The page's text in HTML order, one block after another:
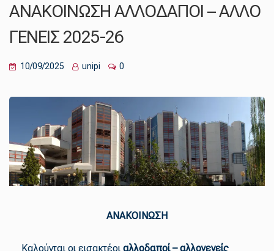
ΑΝΑΚΟΙΝΩΣΗ ΑΛΛΟΔΑΠΟΙ – ΑΛΛΟ
ΓΕΝΕΙΣ 2025-26
10/09/2025 unipi 0
ΑΝΑΚΟΙΝΩΣΗ
Καλούνται οι εισακτέοι αλλοδαποί – αλλογενείς